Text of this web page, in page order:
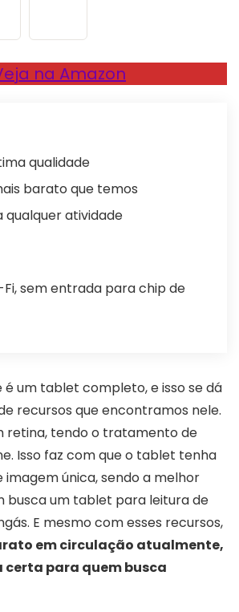
na Amazon
qualidade
barato que temos
qualquer atividade
Fi, sem entrada para chip de
é um tablet completo, e isso se dá
recursos que encontramos nele.
retina, tendo o tratamento de
Isso faz com que o tablet tenha
imagem única, sendo a melhor
busca um tablet para leitura de
E mesmo com esses recursos,
em circulação atualmente,
certa para quem busca